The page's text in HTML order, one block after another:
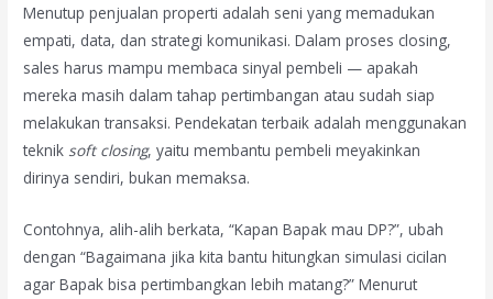
Menutup penjualan properti adalah seni yang memadukan
empati, data, dan strategi komunikasi. Dalam proses closing,
sales harus mampu membaca sinyal pembeli — apakah
mereka masih dalam tahap pertimbangan atau sudah siap
melakukan transaksi. Pendekatan terbaik adalah menggunakan
teknik soft closing, yaitu membantu pembeli meyakinkan
dirinya sendiri, bukan memaksa.
Contohnya, alih-alih berkata, “Kapan Bapak mau DP?”, ubah
dengan “Bagaimana jika kita bantu hitungkan simulasi cicilan
agar Bapak bisa pertimbangkan lebih matang?” Menurut